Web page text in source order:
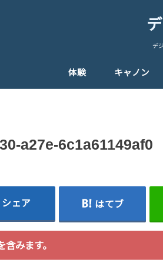
デ
体験 キャノン
a27e-6c1a61149af0
シェア はてブ
みます。